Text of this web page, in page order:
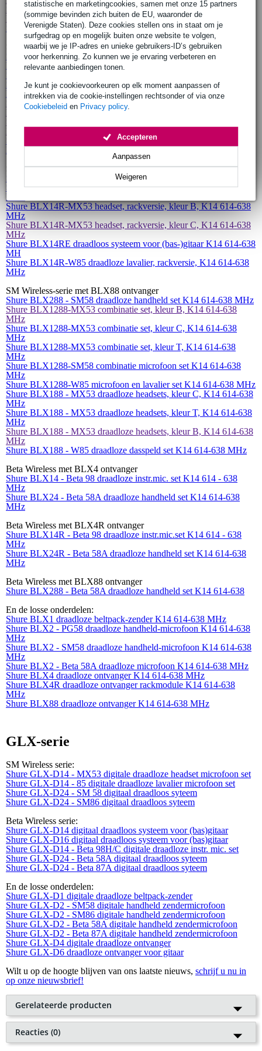
statistische en marketingcookies, samen met onze 15 partners
(sommige bevinden zich buiten de EU, waaronder de
Verenigde Staten). Deze cookies stellen ons in staat om je
surfgedrag op en mogelijk buiten onze website te volgen,
waarbij we je IP-adres en unieke gebruikers-ID’s gebruiken
voor herkenning. Zo kunnen we je ervaring verbeteren en
relevante aanbiedingen tonen.
Je kunt je cookievoorkeuren op elk moment aanpassen of
intrekken via de cookie-instellingen rechtsonder of via onze
Cookiebeleid en Privacy policy.
Weigeren
Aanpassen
Accepteren
Shure BLX1288 - PG30 draadloze microfoon set K14 614-638
MHz
Shure BLX288 - PG58 draadloze handheld set K14 614-638 MHz
SM Wireless-serie met BLX4 ontvanger
Shure BLX14-MX53 draadloze headset, kleur T, K14 614-638
MHz
Shure BLX24 - SM58 draadloze handheld set K14 614-638 MHz
Shure BLX14-MX53 draadloze headset, kleur T, K14 614-638
MHz
Shure BLX14-MX53 draadloze headset, kleur B, K14 614-638
Shure BLX14-W85 draadloze lavalier microfoon K14 614-638
MHz
SM Wireless-serie met BLX4R ontvanger
Shure BLX24R - SM58 draadloze handheld set K14 614-638 MHz
Shure BLX14R-MX53 headset, rackversie, kleur T, K14 614-638
MHz
Shure BLX14R-MX53 headset, rackversie, kleur B, K14 614-638
MHz
Shure BLX14R-MX53 headset, rackversie, kleur C, K14 614-638
MHz
Shure BLX14RE draadloos systeem voor (bas-)gitaar K14 614-638
MH
Shure BLX14R-W85 draadloze lavalier, rackversie, K14 614-638
MHz
SM Wireless-serie met BLX88 ontvanger
Shure BLX288 - SM58 draadloze handheld set K14 614-638 MHz
Shure BLX1288-MX53 combinatie set, kleur B, K14 614-638
MHz
Shure BLX1288-MX53 combinatie set, kleur C, K14 614-638
MHz
Shure BLX1288-MX53 combinatie set, kleur T, K14 614-638
MHz
Shure BLX1288-SM58 combinatie microfoon set K14 614-638
MHz
Shure BLX1288-W85 microfoon en lavalier set K14 614-638 MHz
Shure BLX188 - MX53 draadloze headsets, kleur C, K14 614-638
MHz
Shure BLX188 - MX53 draadloze headsets, kleur T, K14 614-638
MHz
Shure BLX188 - MX53 draadloze headsets, kleur B, K14 614-638
MHz
Shure BLX188 - W85 draadloze dasspeld set K14 614-638 MHz
Beta Wireless met BLX4 ontvanger
Shure BLX14 - Beta 98 draadloze instr.mic. set K14 614 - 638
MHz
Shure BLX24 - Beta 58A draadloze handheld set K14 614-638
MHz
Beta Wireless met BLX4R ontvanger
Shure BLX14R - Beta 98 draadloze instr.mic.set K14 614 - 638
MHz
Shure BLX24R - Beta 58A draadloze handheld set K14 614-638
MHz
Beta Wireless met BLX88 ontvanger
Shure BLX288 - Beta 58A draadloze handheld set K14 614-638
En de losse onderdelen:
Shure BLX1 draadloze beltpack-zender K14 614-638 MHz
Shure BLX2 - PG58 draadloze handheld-microfoon K14 614-638
MHz
Shure BLX2 - SM58 draadloze handheld-microfoon K14 614-638
MHz
Shure BLX2 - Beta 58A draadloze microfoon K14 614-638 MHz
Shure BLX4 draadloze ontvanger K14 614-638 MHz
Shure BLX4R draadloze ontvanger rackmodule K14 614-638
MHz
Shure BLX88 draadloze ontvanger K14 614-638 MHz
GLX-serie
SM Wireless serie:
Shure GLX-D14 - MX53 digitale draadloze headset microfoon set
Shure GLX-D14 - 85 digitale draadloze lavalier microfoon set
Shure GLX-D24 - SM 58 digitaal draadloos syteem
Shure GLX-D24 - SM86 digitaal draadloos syteem
Beta Wireless serie:
Shure GLX-D14 digitaal draadloos systeem voor (bas)gitaar
Shure GLX-D16 digitaal draadloos systeem voor (bas)gitaar
Shure GLX-D14 - Beta 98H/C digitale draadloze instr. mic. set
Shure GLX-D24 - Beta 58A digitaal draadloos syteem
Shure GLX-D24 - Beta 87A digitaal draadloos syteem
En de losse onderdelen:
Shure GLX-D1 digitale draadloze beltpack-zender
Shure GLX-D2 - SM58 digitale handheld zendermicrofoon
Shure GLX-D2 - SM86 digitale handheld zendermicrofoon
Shure GLX-D2 - Beta 58A digitale handheld zendermicrofoon
Shure GLX-D2 - Beta 87A digitale handheld zendermicrofoon
Shure GLX-D4 digitale draadloze ontvanger
Shure GLX-D6 draadloze ontvanger voor gitaar
Wilt u op de hoogte blijven van ons laatste nieuws, schrijf u nu in
op onze nieuwsbrief!
Gerelateerde producten
Shure GLXD2/B87A (2.4 Ghz)
Reacties (0)
Plaats als eerste een reactie